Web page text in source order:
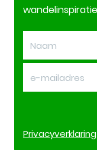
Privacyverklaring